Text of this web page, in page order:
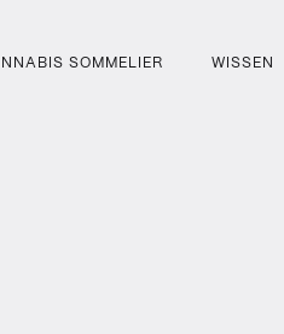
SOMMELIER WISSEN